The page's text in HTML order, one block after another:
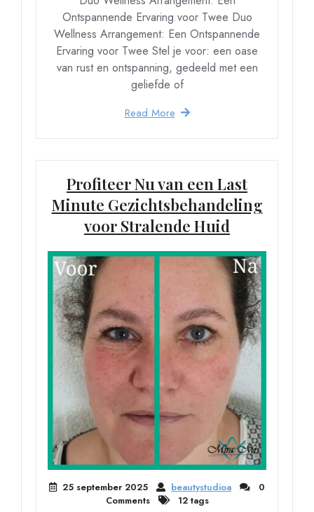
Ontspannende Ervaring voor Twee Duo
Wellness Arrangement: Een Ontspannende
Ervaring voor Twee Stel je voor: een oase
van rust en ontspanning, gedeeld met een
geliefde of
Read More
Profiteer Nu van een Last
Minute Gezichtsbehandeling
voor Stralende Huid
25 september 2025 beautystudioa
0
Comments
12 tags